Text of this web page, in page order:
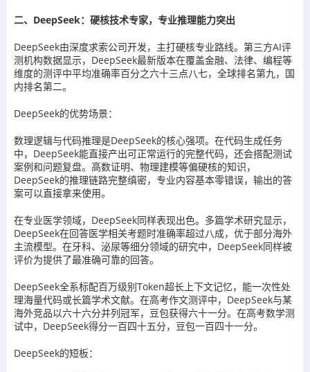
二、DeepSeek：硬核技术专家，专业推理能力突出
DeepSeek由深度求索公司开发，主打硬核专业路线。第三方AI评
测机构数据显示，DeepSeek最新版本在覆盖金融、法律、编程等
维度的测评中平均准确率百分之六十三点八七，全球排名第九，国
内排名第二。
DeepSeek的优势场景：
数理逻辑与代码推理是DeepSeek的核心强项。在代码生成任务
中，DeepSeek能直接产出可正常运行的完整代码，还会搭配测试
案例和问题复盘。高数证明、物理建模等偏硬核的知识，
DeepSeek的推理链路完整缜密，专业内容基本零错误，输出的答
案可以直接拿来使用。
在专业医学领域，DeepSeek同样表现出色。多篇学术研究显示，
DeepSeek在回答医学相关考题时准确率超过八成，优于部分海外
主流模型。在牙科、泌尿等细分领域的研究中，DeepSeek同样被
评价为提供了最准确可靠的回答。
DeepSeek全系标配百万级别Token超长上下文记忆，能一次性处
理海量代码或长篇学术文献。在高考作文测评中，DeepSeek与某
海外竞品以六十六分并列冠军，豆包获得六十一分。在高考数学测
试中，DeepSeek得分一百四十五分，豆包一百四十一分。
DeepSeek的短板：